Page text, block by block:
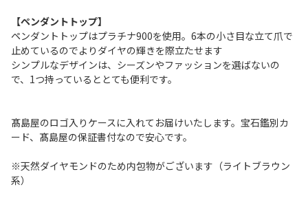
【ペンダントトップ】
ペンダントトップはプラチナ900を使用。6本の小さ目な立て爪で
止めているのでよりダイヤの輝きを際立たせます
シンプルなデザインは、シーズンやファッションを選ばないの
で、1つ持っているととても便利です。
髙島屋のロゴ入りケースに入れてお届けいたします。宝石鑑別カ
ード、髙島屋の保証書付なので安心です。
※天然ダイヤモンドのため内包物がございます（ライトブラウン
系）